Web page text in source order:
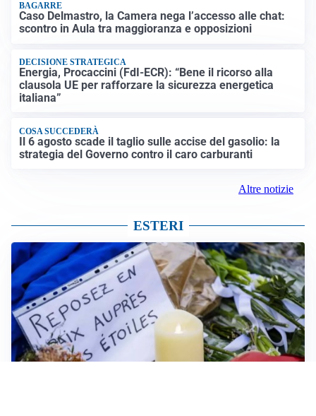
BAGARRE
Caso Delmastro, la Camera nega l’accesso alle chat:
scontro in Aula tra maggioranza e opposizioni
DECISIONE STRATEGICA
Energia, Procaccini (FdI-ECR): “Bene il ricorso alla
clausola UE per rafforzare la sicurezza energetica
italiana”
COSA SUCCEDERÀ
Il 6 agosto scade il taglio sulle accise del gasolio: la
strategia del Governo contro il caro carburanti
Altre notizie
ESTERI